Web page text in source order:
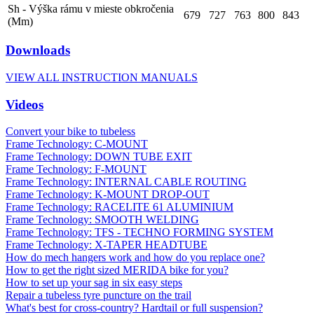
Sh - Výška rámu v mieste obkročenia
(Mm)
679 727 763 800 843
Downloads
VIEW ALL INSTRUCTION MANUALS
Videos
Convert your bike to tubeless
Frame Technology: C-MOUNT
Frame Technology: DOWN TUBE EXIT
Frame Technology: F-MOUNT
Frame Technology: INTERNAL CABLE ROUTING
Frame Technology: K-MOUNT DROP-OUT
Frame Technology: RACELITE 61 ALUMINIUM
Frame Technology: SMOOTH WELDING
Frame Technology: TFS - TECHNO FORMING SYSTEM
Frame Technology: X-TAPER HEADTUBE
How do mech hangers work and how do you replace one?
How to get the right sized MERIDA bike for you?
How to set up your sag in six easy steps
Repair a tubeless tyre puncture on the trail
What's best for cross-country? Hardtail or full suspension?